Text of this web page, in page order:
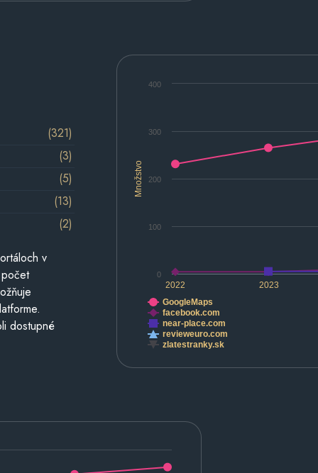
Množstvo
2022 2023
0
100
200
300
400
GoogleMaps
facebook.com
near-place.com
revieweuro.com
zlatestranky.sk
(321)
(3)
(5)
(13)
(2)
v
dostupné